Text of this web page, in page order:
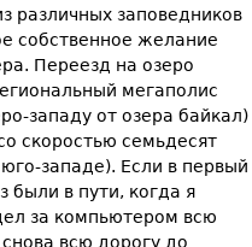
различных заповедников
собственное желание
Переезд на озеро
мегаполис
западу от озера байкал)
скоростью семьдесят
западе). Если в первый
были в пути, когда я
за компьютером всю
всю дорогу до